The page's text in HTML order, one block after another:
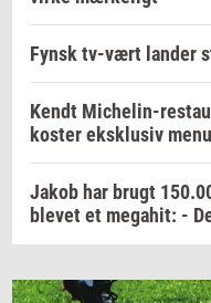
Fynsk tv-vært lander
Kendt Michelin-
koster eksklusiv menu
Jakob har brugt
blevet et megahit: -